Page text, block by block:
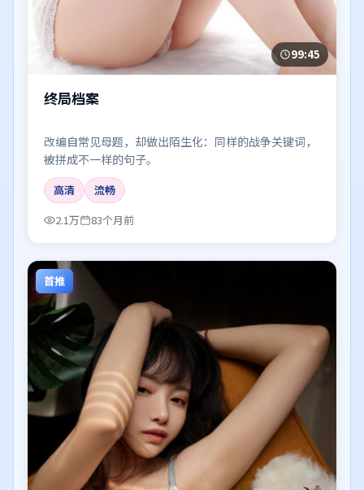
99:45
终局档案
改编自常见母题，却做出陌生化：同样的战争关键词，
被拼成不一样的句子。
高清
流畅
2.1万
83个月前
首推